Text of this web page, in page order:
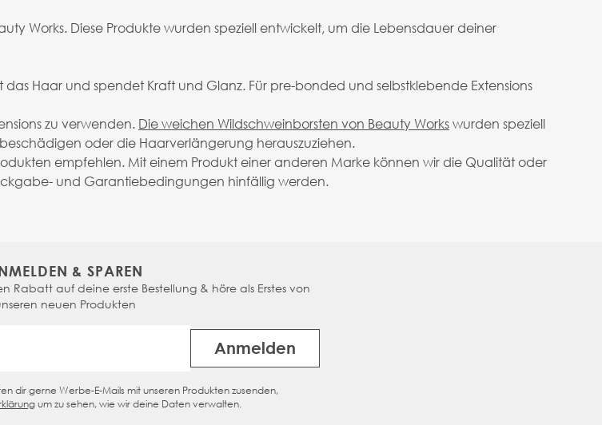
Works. Diese Produkte wurden speziell entwickelt, um die Lebensdauer deiner
das Haar und spendet Kraft und Glanz. Für pre-bonded und selbstklebende Extensions
zu verwenden. Die weichen Wildschweinborsten von Beauty Workswurden speziell
oder die Haarverlängerung herauszuziehen.
empfehlen. Mit einem Produkt einer anderen Marke können wir die Qualität oder
und Garantiebedingungen hinfällig werden.
& SPAREN
Rabatt auf deine erste Bestellung & höre als Erstes von
neuen Produkten
Anmelden
dir gerne Werbe-E-Mails mit unseren Produkten zusenden,
um zu sehen, wie wir deine Daten verwalten.